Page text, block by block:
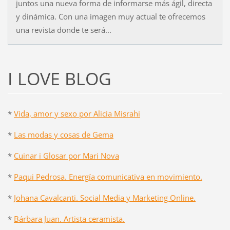
juntos una nueva forma de informarse más ágil, directa
y dinámica. Con una imagen muy actual te ofrecemos
una revista donde te será...
I LOVE BLOG
* Vida, amor y sexo por Alicia Misrahi
* Las modas y cosas de Gema
* Cuinar i Glosar por Mari Nova
* Paqui Pedrosa. Energía comunicativa en movimiento.
* Johana Cavalcanti. Social Media y Marketing Online.
* Bárbara Juan. Artista ceramista.